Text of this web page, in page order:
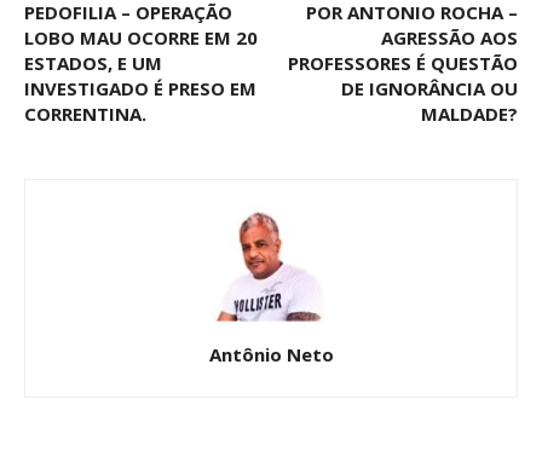
PEDOFILIA – OPERAÇÃO
LOBO MAU OCORRE EM 20
ESTADOS, E UM
INVESTIGADO É PRESO EM
CORRENTINA.
POR ANTONIO ROCHA –
AGRESSÃO AOS
PROFESSORES É QUESTÃO
DE IGNORÂNCIA OU
MALDADE?
Antônio Neto